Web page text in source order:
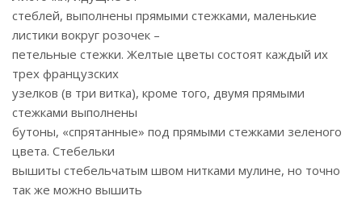
стеблей, выполнены прямыми стежками, маленькие
листики вокруг розочек –
петельные стежки. Желтые цветы состоят каждый их
трех французских
узелков (в три витка), кроме того, двумя прямыми
стежками выполнены
бутоны, «спрятанные» под прямыми стежками зеленого
цвета. Стебельки
вышиты стебельчатым швом нитками мулине, но точно
так же можно вышить